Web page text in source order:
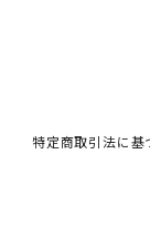
特定商取引法に基